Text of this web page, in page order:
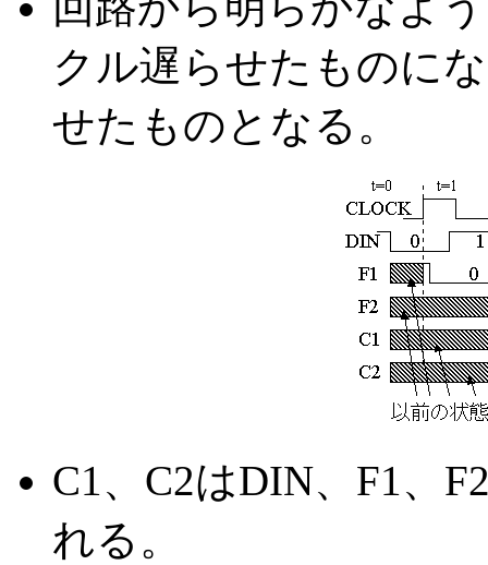
クル遅らせたものに
せたものとなる。
C1、C2はDIN、F1、
れる。